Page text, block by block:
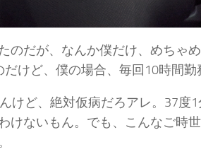
のだが、なんか僕だけ、めちゃ
けど、僕の場合、毎回10時間勤
けど、絶対仮病だろアレ。37度
けないもん。でも、こんなご時